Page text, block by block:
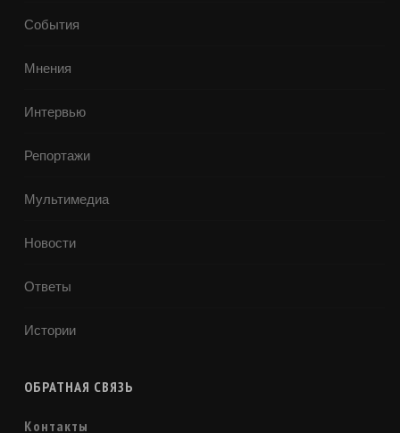
События
Мнения
Интервью
Репортажи
Мультимедиа
Новости
Ответы
Истории
ОБРАТНАЯ СВЯЗЬ
Контакты